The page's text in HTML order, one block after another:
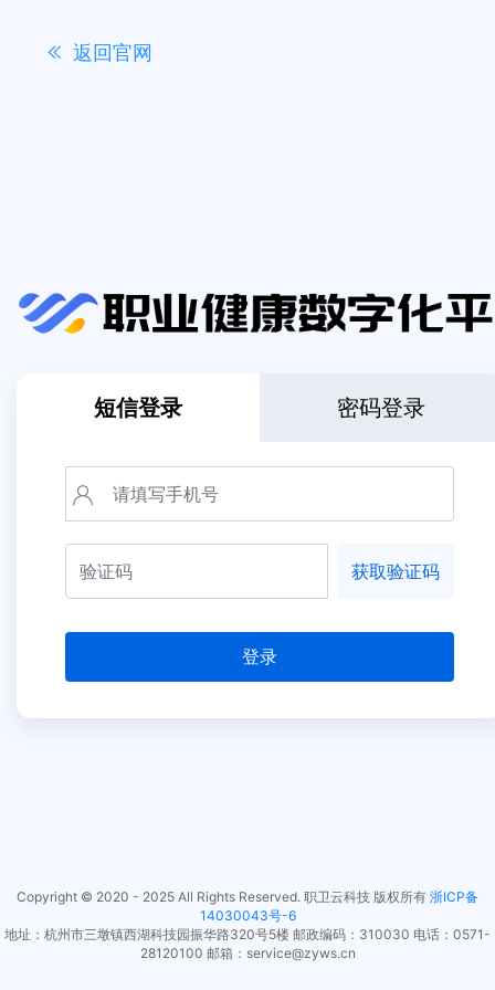
返回官网
短信登录 密码登录
获取验证码
登录
Copyright © 2020 - 2025 All Rights Reserved. 职卫云科技 版权所有 浙ICP备
14030043号-6
地址：杭州市三墩镇西湖科技园振华路320号5楼 邮政编码：310030 电话：0571-
28120100 邮箱：service@zyws.cn